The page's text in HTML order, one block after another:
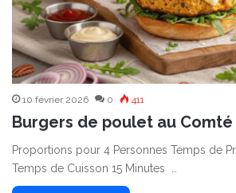
10 février 2026 0 411
Burgers de poulet au Comté
Proportions pour 4 Personnes Temps de
Temps de Cuisson 15 Minutes …